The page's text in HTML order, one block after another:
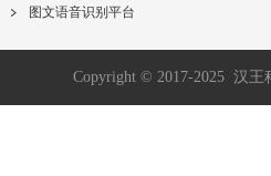
图文语音识别平台
Copyright © 2017-2025 汉